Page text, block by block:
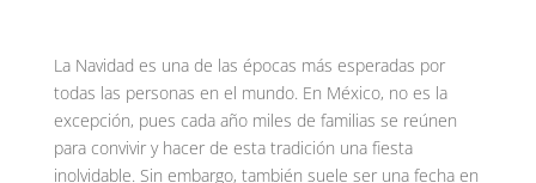
La Navidad es una de las épocas más esperadas por
todas las personas en el mundo. En México, no es la
excepción, pues cada año miles de familias se reúnen
para convivir y hacer de esta tradición una fiesta
inolvidable. Sin embargo, también suele ser una fecha en